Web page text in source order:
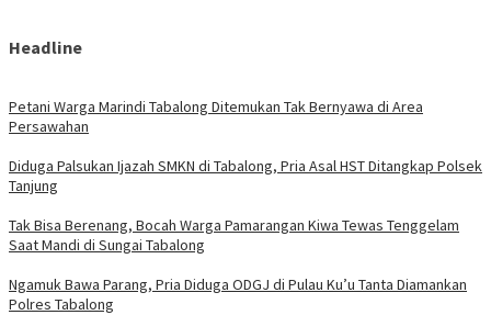
Headline
Petani Warga Marindi Tabalong Ditemukan Tak Bernyawa di Area
Persawahan
Diduga Palsukan Ijazah SMKN di Tabalong, Pria Asal HST Ditangkap Polsek
Tanjung
Tak Bisa Berenang, Bocah Warga Pamarangan Kiwa Tewas Tenggelam
Saat Mandi di Sungai Tabalong
Ngamuk Bawa Parang, Pria Diduga ODGJ di Pulau Ku’u Tanta Diamankan
Polres Tabalong